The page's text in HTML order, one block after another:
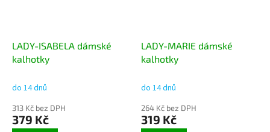
LADY-ISABELA dámské
kalhotky
do 14 dnů
313 Kč bez DPH
379 Kč
LADY-MARIE dámské
kalhotky
do 14 dnů
264 Kč bez DPH
319 Kč